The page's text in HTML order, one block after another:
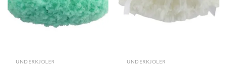
UNDERKJOLER UNDERKJOLER